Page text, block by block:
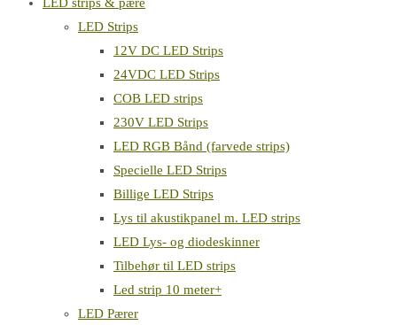
LED Strips
12V DC LED Strips
24VDC LED Strips
COB LED strips
230V LED Strips
LED RGB Bånd (farvede strips)
Specielle LED Strips
Billige LED Strips
Lys til akustikpanel m. LED strips
LED Lys- og diodeskinner
Tilbehør til LED strips
Led strip 10 meter+
LED Pærer